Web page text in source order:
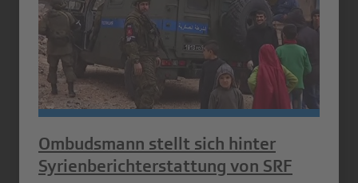
Ombudsmann stellt sich hinter
Syrienberichterstattung von SRF